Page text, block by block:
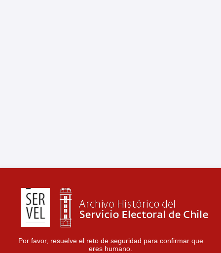
Por favor, resuelve el reto de seguridad para confirmar que
eres humano.